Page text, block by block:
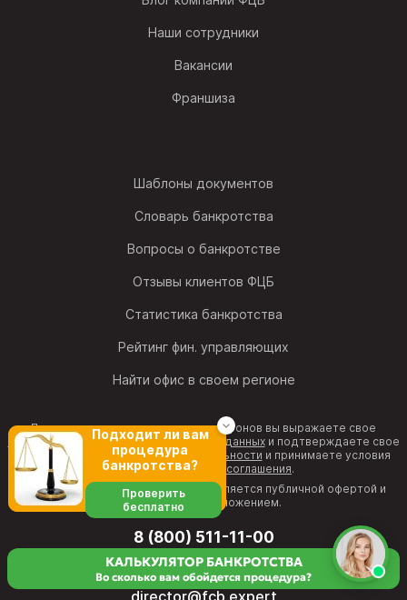
Наши сотрудники
Вакансии
Франшиза
Шаблоны документов
Словарь банкротства
Вопросы о банкротстве
Отзывы клиентов ФЦБ
Статистика банкротства
Рейтинг фин. управляющих
Найти офис в своем регионе
Позвонив на один из номеров телефонов вы выражаете свое
согласие на обработку персональных данныхи подтверждаете свое
согласие с
политикой конфиденциальности и принимаете условия
Пользовательского соглашения.
Информация на веб-странице не является публичной офертой и
рекламным предложением.
8 (800) 511-11-00
бесплатная горячая линия
director@fcb.expert
КАЛЬКУЛЯТОР БАНКРОТСТВА
Во сколько вам обойдется процедура?
Подходит ли вам
процедура
банкротства?
Проверить
бесплатно